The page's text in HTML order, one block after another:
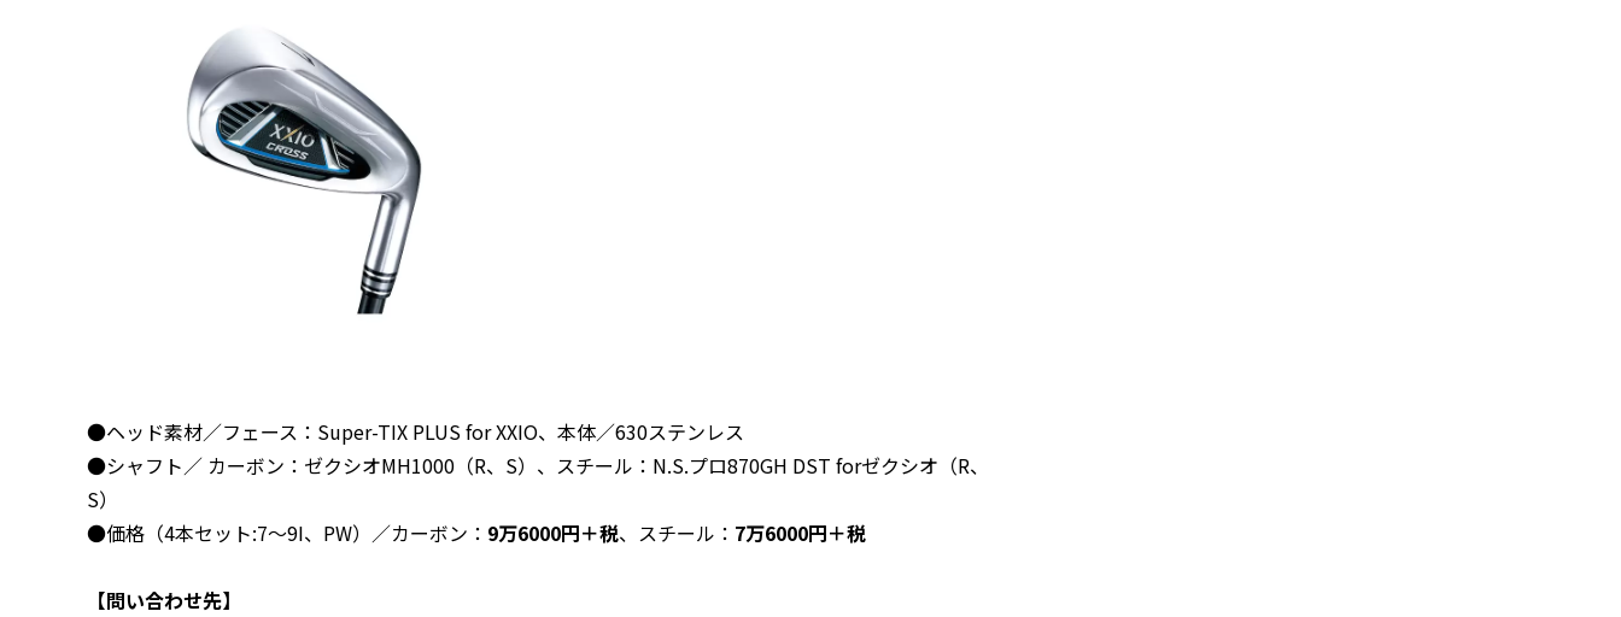
●ヘッド素材／フェース：Super-TIX PLUS for XXIO、本体／630ステンレス
●シャフト／ カーボン：ゼクシオMH1000（R、S）、スチール：N.S.プロ870GH DST forゼクシオ（R、
S）
●価格（4本セット:7～9I、PW）／カーボン： 9万6000円＋税、スチール： 7万6000円＋税
【問い合わせ先】